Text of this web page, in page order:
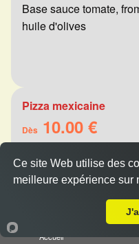
Base sauce tomate,
huile d'olives
Pizza mexicaine
Dès 10.00 €
Base sauce tomate,
merguez,
Accueil
Ce site Web utilise des
meilleure expérience sur